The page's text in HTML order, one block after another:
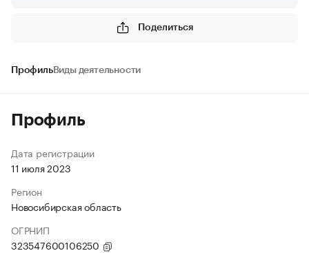
Поделиться
ПрофильВиды деятельности
Профиль
Дата регистрации
11 июля 2023
Регион
Новосибирская область
ОГРНИП
323547600106250